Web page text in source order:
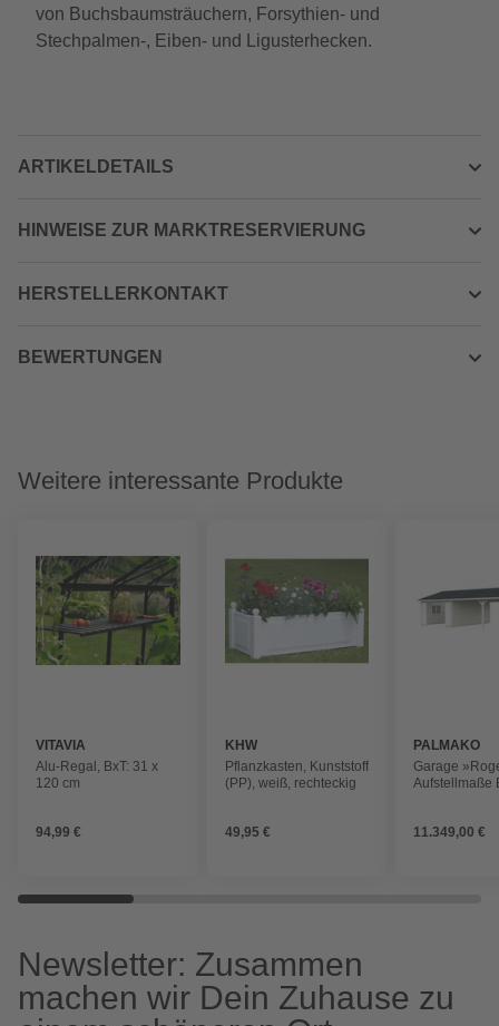
von Buchsbaumsträuchern, Forsythien- und
Stechpalmen-, Eiben- und Ligusterhecken.
ARTIKELDETAILS
HINWEISE ZUR MARKTRESERVIERUNG
HERSTELLERKONTAKT
BEWERTUNGEN
Weitere interessante Produkte
VITAVIA
Alu-Regal, BxT: 31 x
120 cm
94,99 €
KHW
Pflanzkasten, Kunststoff
(PP), weiß, rechteckig
49,95 €
PALMAKO
Garage
Aufstellmaße
Holz
11.349,00 €
Newsletter: Zusammen
machen wir Dein Zuhause zu